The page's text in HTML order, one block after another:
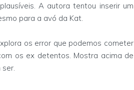
A autora tentou inserir um
para a avó da Kat.
os error que podemos cometer
os ex detentos. Mostra acima de